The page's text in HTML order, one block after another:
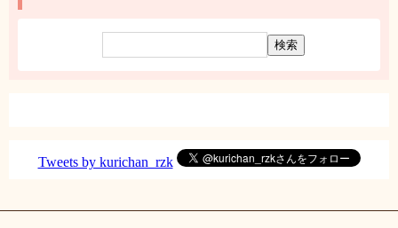
Tweets by kurichan_rzk